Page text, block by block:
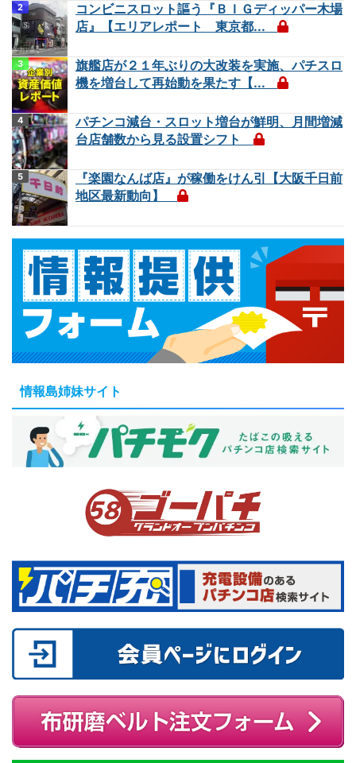
コンビニスロット謳う『ＢＩＧディッパー木場
店』【エリアレポート 東京都...
旗艦店が２１年ぶりの大改装を実施、パチスロ
機を増台して再始動を果たす【...
パチンコ減台・スロット増台が鮮明、月間増減
台店舗数から見る設置シフト
『楽園なんば店』が稼働をけん引【大阪千日前
地区最新動向】
情報島姉妹サイト